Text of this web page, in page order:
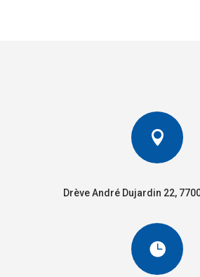

Drève André Dujardin 22,
